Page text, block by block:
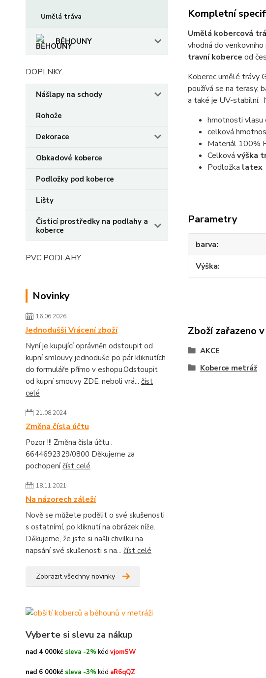
Umělá tráva
BĚHOUNY
DOPLNKY
Nášlapy na schody
Rohože
Dekorace
Obkadové koberce
Podložky pod koberce
Lišty
Čisticí prostředky na podlahy a
koberce
PVC PODLAHY
Novinky
16.06.2026
Jednodušší Vrácení zboží
Nyní je kupující oprávněn odstoupit od
kupní smlouvy jednoduše po pár kliknutích
do formuláře přímo v eshopu.Odstoupit
od kupní smouvy ZDE, neboli vrá... číst
celé
21.08.2024
Změna čísla účtu
Pozor !!! Změna čísla účtu :
6644692329/0800 Děkujeme za
pochopeníčíst celé
18.11.2021
Na názorech záleží
Nově se můžete podělit o své skušenosti
s ostatnímí, po kliknutí na obrázek níže.
Děkujeme, že jste si našli chvilku na
napsání své skušenosti s na... číst celé
Zobrazit všechny novinky
Vyberte si slevu za nákup
nad 4 000kč sleva -2% kód vjomSW
nad 6 000kč sleva -3% kód aR6qQZ
Kompletní
Umělá kobercová
vhodná do
travní koberce od
Koberec umělé trávy
používá se na terasy,
a také je UV-stabilní.
hmotnosti vlasu
celková
Materiál 100%
Celková výška
Podložka latex
Parametry
barva
Výška
Zboží zařazeno
AKCE
Koberce metráž